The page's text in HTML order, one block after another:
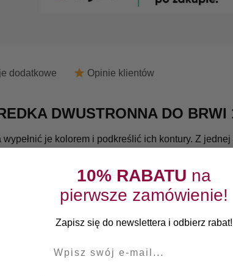
dodatkowe Opinie klientów
DWUSTRONNA DO BRWI
je kolorem i podkreślić ich kontury. Z
każdy znajdzie odpowiedni dla siebie.
10% RABATU na
pierwsze zamówienie!
Zapisz się do newslettera i odbierz rabat!